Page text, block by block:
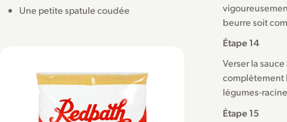
Une petite spatule coudée
beurre soit
Étape 14
Verser la
complètement
légumes-
Étape 15